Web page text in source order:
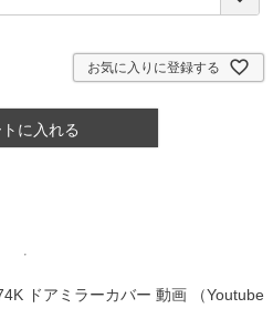
お気に入りに登録する
に入れる
ドアミラーカバー 動画 （Youtube